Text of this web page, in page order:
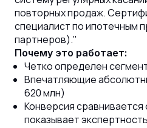
повторных продаж.
специалист по ипотечным
партнеров)."
Почему это работает:
Четко определен
Впечатляющие
620 млн)
Конверсия
показывает экспертность